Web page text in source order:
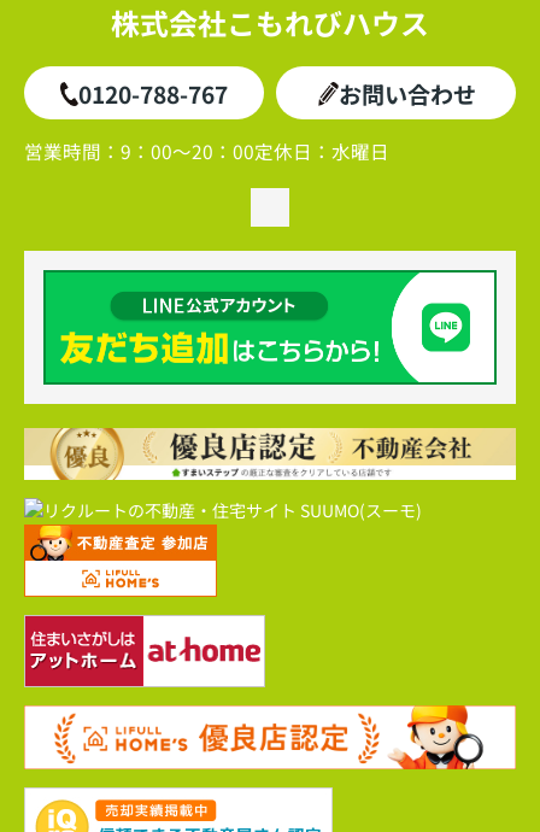
株式会社こもれびハウス
0120-788-767 お問い合わせ
営業時間： 9：00～20：00定休日： 水曜日